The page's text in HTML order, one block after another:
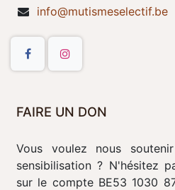
info@mutismeselectif.be
FAIRE UN DON
Vous voulez nous
sensibilisation ? N'hésitez
sur le compte BE53 1030